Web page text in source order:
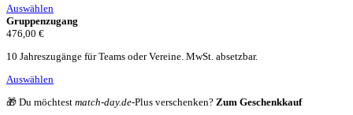
Auswählen
Gruppenzugang
476,00 €
10 Jahreszugänge für Teams oder Vereine. MwSt. absetzbar.
Auswählen
🎁 Du möchtest match-day.de-Plus verschenken? Zum Geschenkkauf